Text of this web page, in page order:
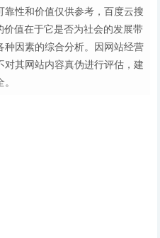
性和价值仅供参考，百度云搜
值在于它是否为社会的发展带
种因素的综合分析。因网站经营
其网站内容真伪进行评估，建